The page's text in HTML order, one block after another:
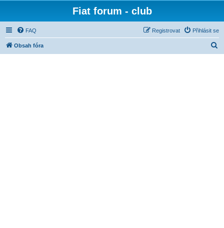
Fiat forum - club
FAQ Přihlásit se
Registrovat
Obsah fóra